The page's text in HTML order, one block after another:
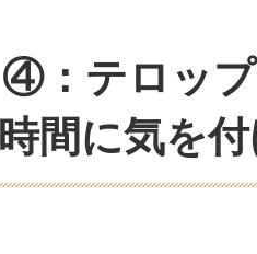
：テロッ
間に気を